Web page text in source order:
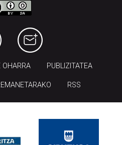
OHARRA PUBLIZITATEA
RSS